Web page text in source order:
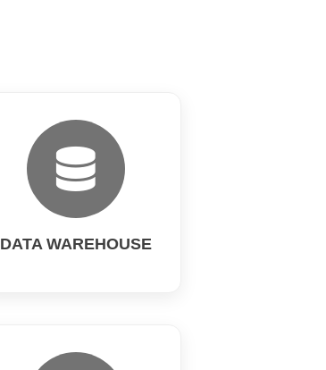
DATA WAREHOUSE